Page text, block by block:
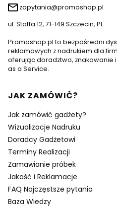
zapytania@promoshop.pl
ul. Staffa 12, 71-149 Szczecin, PL
Promoshop.pl to bezpośredni
reklamowych z nadrukiem dla firm
oferując doradztwo, znakowanie
as a Service.
Linki w stopce
JAK ZAMÓWIĆ?
Jak zamówić gadżety?
Wizualizacje Nadruku
Doradcy Gadżetowi
Terminy Realizacji
Zamawianie próbek
Jakość i Reklamacje
FAQ Najczęstsze pytania
Baza Wiedzy